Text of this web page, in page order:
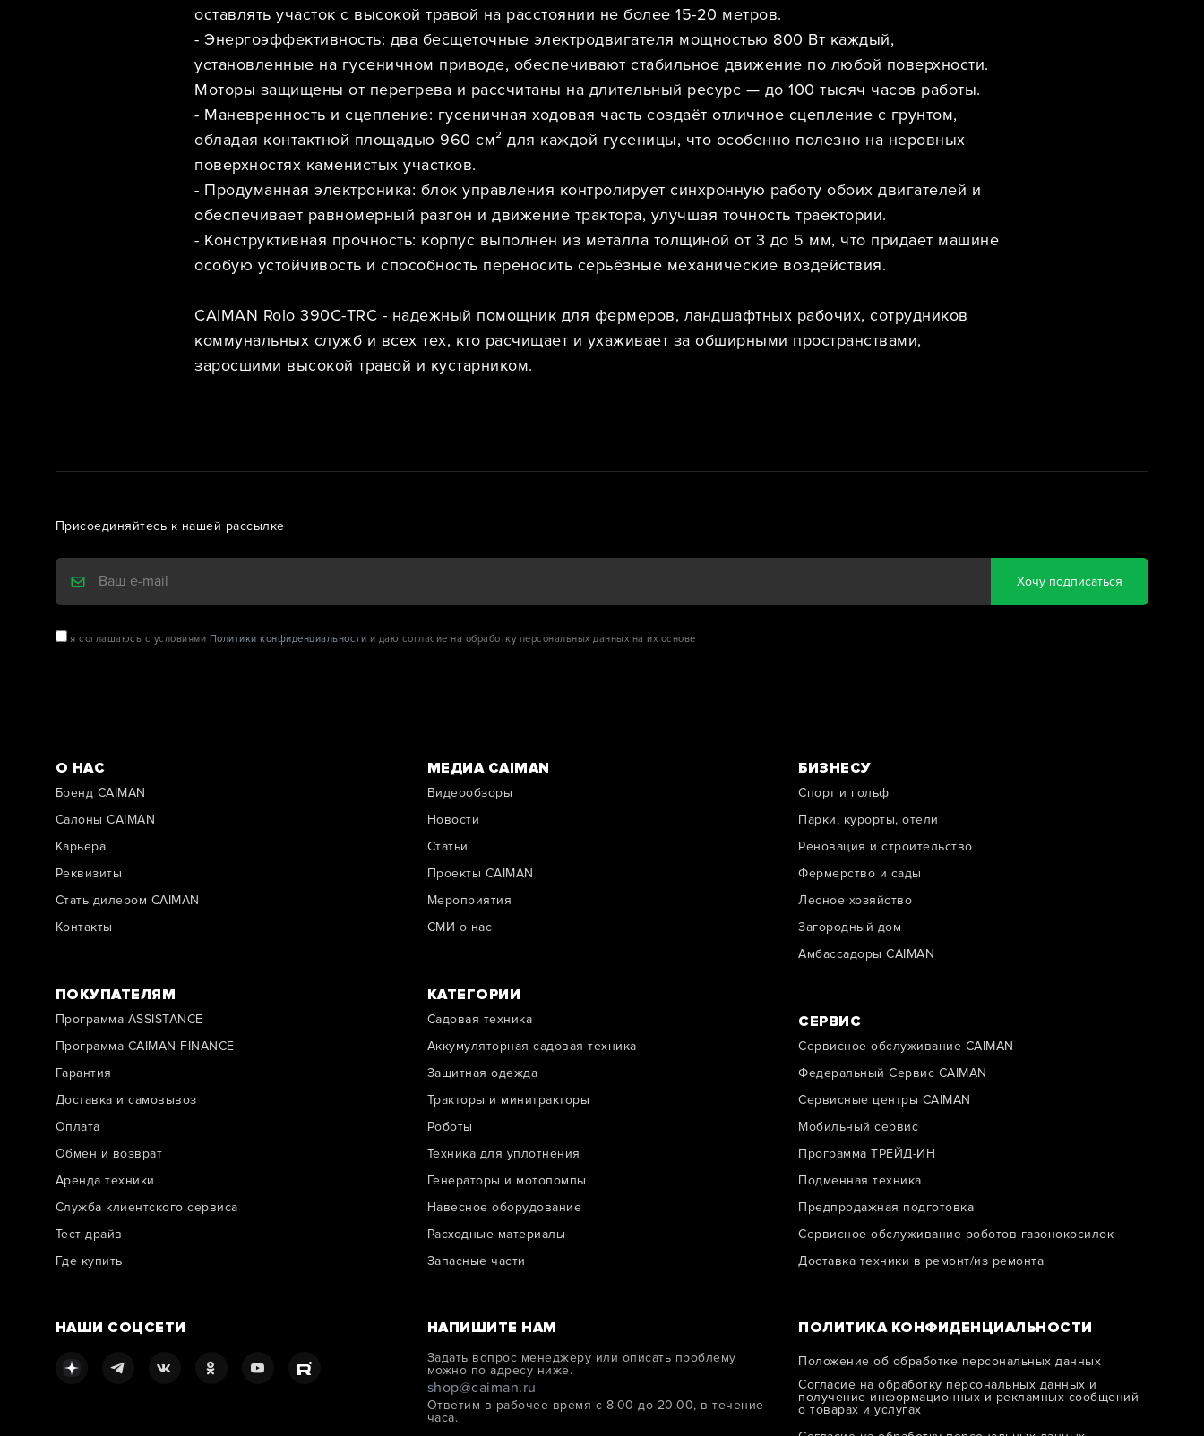
оставлять участок с высокой травой на расстоянии не более 15-20 метров.
- Энергоэффективность: два бесщеточные электродвигателя мощностью 800 Вт каждый,
установленные на гусеничном приводе, обеспечивают стабильное движение по любой поверхности.
Моторы защищены от перегрева и рассчитаны на длительный ресурс — до 100 тысяч часов работы.
- Маневренность и сцепление: гусеничная ходовая часть создаёт отличное сцепление с грунтом,
обладая контактной площадью 960 см² для каждой гусеницы, что особенно полезно на неровных
поверхностях каменистых участков.
- Продуманная электроника: блок управления контролирует синхронную работу обоих двигателей и
обеспечивает равномерный разгон и движение трактора, улучшая точность траектории.
- Конструктивная прочность: корпус выполнен из металла толщиной от 3 до 5 мм, что придает машине
особую устойчивость и способность переносить серьёзные механические воздействия.
CAIMAN Rolo 390C-TRC - надежный помощник для фермеров, ландшафтных рабочих, сотрудников
коммунальных служб и всех тех, кто расчищает и ухаживает за обширными пространствами,
заросшими высокой травой и кустарником.
Присоединяйтесь к нашей рассылке
Хочу подписаться
я соглашаюсь с условиями Политики конфиденциальности и даю согласие на обработку персональных данных на их основе
О НАС
Бренд CAIMAN
Салоны CAIMAN
Карьера
Реквизиты
Стать дилером CAIMAN
Контакты
ПОКУПАТЕЛЯМ
Программа ASSISTANCE
Программа CAIMAN FINANCE
Гарантия
Доставка и самовывоз
Оплата
Обмен и возврат
Аренда техники
Служба клиентского сервиса
Тест-драйв
Где купить
МЕДИА CAIMAN
Видеообзоры
Новости
Cтатьи
Проекты CAIMAN
Мероприятия
СМИ о нас
КАТЕГОРИИ
Садовая техника
Аккумуляторная садовая техника
Защитная одежда
Тракторы и минитракторы
Роботы
Техника для уплотнения
Генераторы и мотопомпы
Навесное оборудование
Расходные материалы
Запасные части
БИЗНЕСУ
Спорт и гольф
Парки, курорты, отели
Реновация и строительство
Фермерство и сады
Лесное хозяйство
Загородный дом
Амбассадоры CAIMAN
СЕРВИС
Сервисное обслуживание CAIMAN
Федеральный Сервис CAIMAN
Сервисные центры CAIMAN
Мобильный сервис
Программа ТРЕЙД-ИН
Подменная техника
Предпродажная подготовка
Сервисное обслуживание роботов-газонокосилок
Доставка техники в ремонт/из ремонта
НАШИ СОЦСЕТИ НАПИШИТЕ НАМ
Задать вопрос менеджеру или описать проблему
можно по адресу ниже.
shop@caiman.ru
Ответим в рабочее время с 8.00 до 20.00, в течение
часа.
ПОЛИТИКА КОНФИДЕНЦИАЛЬНОСТИ
Положение об обработке персональных данных
Согласие на обработку персональных данных и
получение информационных и рекламных сообщений
о товарах и услугах